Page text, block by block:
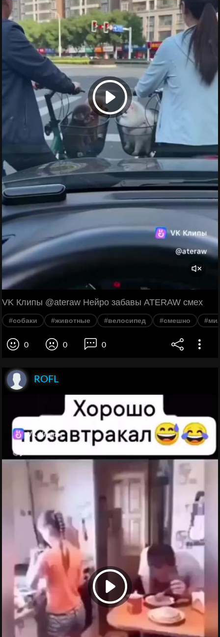
VK Клипы @ateraw Нейро забавы ATERAW смех
#собаки #животные #велосипед #смешно
0 0 0
ROFL